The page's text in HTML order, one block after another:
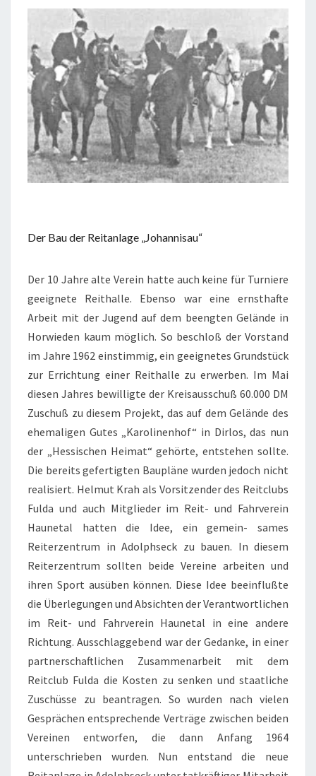
Der Bau der Reitanlage „Johannisau“​
Der 10 Jahre alte Verein hatte auch keine für Turniere
geeignete Reithalle. Ebenso war eine ernsthafte
Arbeit mit der Jugend auf dem beengten Gelände in
Horwieden kaum möglich. So beschloß der Vorstand
im Jahre 1962 einstimmig, ein geeignetes Grundstück
zur Errichtung einer Reithalle zu erwerben. Im Mai
diesen Jahres bewilligte der Kreisausschuß 60.000 DM
Zuschuß zu diesem Projekt, das auf dem Gelände des
ehemaligen Gutes „Karolinenhof“ in Dirlos, das nun
der „Hessischen Heimat“ gehörte, entstehen sollte.
Die bereits gefertigten Baupläne wurden jedoch nicht
realisiert. Helmut Krah als Vorsitzender des Reitclubs
Fulda und auch Mitglieder im Reit- und Fahrverein
Haunetal hatten die Idee, ein gemein- sames
Reiterzentrum in Adolphseck zu bauen. In diesem
Reiterzentrum sollten beide Vereine arbeiten und
ihren Sport ausüben können. Diese Idee beeinflußte
die Überlegungen und Absichten der Verantwortlichen
im Reit- und Fahrverein Haunetal in eine andere
Richtung. Ausschlaggebend war der Gedanke, in einer
partnerschaftlichen Zusammenarbeit mit dem
Reitclub Fulda die Kosten zu senken und staatliche
Zuschüsse zu beantragen. So wurden nach vielen
Gesprächen entsprechende Verträge zwischen beiden
Vereinen entworfen, die dann Anfang 1964
unterschrieben wurden. Nun entstand die neue